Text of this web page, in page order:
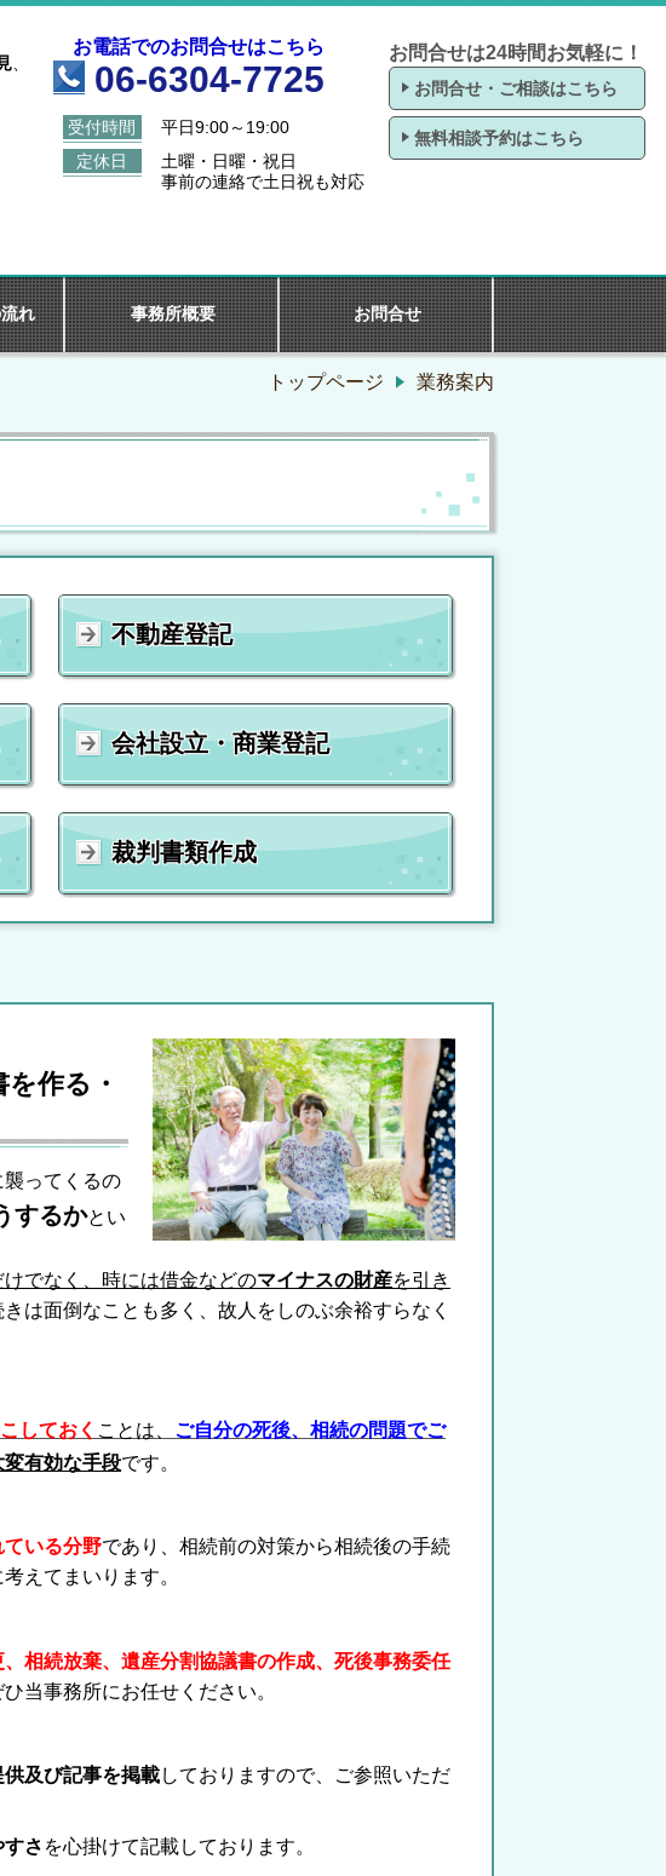
、
お電話でのお問合せはこちら
06-6304-7725
受付時間
平日9:00～19:00
定休日
土曜・日曜・祝日
事前の連絡で土日祝も対応
お問合せは24時間お気軽に！
お問合せ・ご相談はこちら
無料相談予約はこちら
れ 事務所概要 お問合せ
トップページ 業務案内
不動産登記
会社設立・商業登記
裁判書類作成
を作る・
襲ってくるの
するかとい
けでなく、時には借金などのマイナスの財産を引き
は面倒なことも多く、故人をしのぶ余裕すらなく
しておく ことは、 ご自分の死後、相続の問題でご
変有効な手段です。
いる分野であり、相続前の対策から相続後の手続
えてまいります。
相続放棄、遺産分割協議書の作成、死後事務委任
当事務所にお任せください。
及び記事を掲載しておりますので、ご参照いただ
さ を心掛けて記載しております。